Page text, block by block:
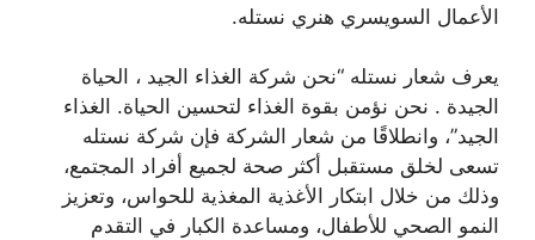
الأعمال السويسري هنري نستله.
يعرف شعار نستله “نحن شركة الغذاء الجيد ، الحياة
الجيدة . نحن نؤمن بقوة الغذاء لتحسين الحياة. الغذاء
الجيد”، وانطلاقًا من شعار الشركة فإن شركة نستله
تسعى لخلق مستقبل أكثر صحة لجميع أفراد المجتمع،
وذلك من خلال ابتكار الأغذية المغذية للحواس، وتعزيز
النمو الصحي للأطفال، ومساعدة الكبار في التقدم